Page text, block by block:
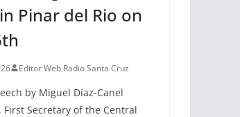
Pinar del Rio on
Editor Web Radio Santa Cruz
by Miguel Díaz-Canel
First Secretary of the Central